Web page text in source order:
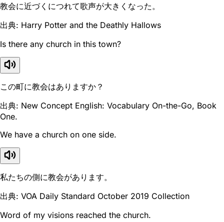
教会に近づくにつれて歌声が大きくなった。
出典: Harry Potter and the Deathly Hallows
Is there any church in this town?
この町に教会はありますか？
出典: New Concept English: Vocabulary On-the-Go, Book
One.
We have a church on one side.
私たちの側に教会があります。
出典: VOA Daily Standard October 2019 Collection
Word of my visions reached the church.